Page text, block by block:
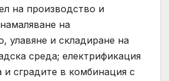
на производство и
на
улавяне и складиране на
среда; електрификация
и сградите в комбинация с